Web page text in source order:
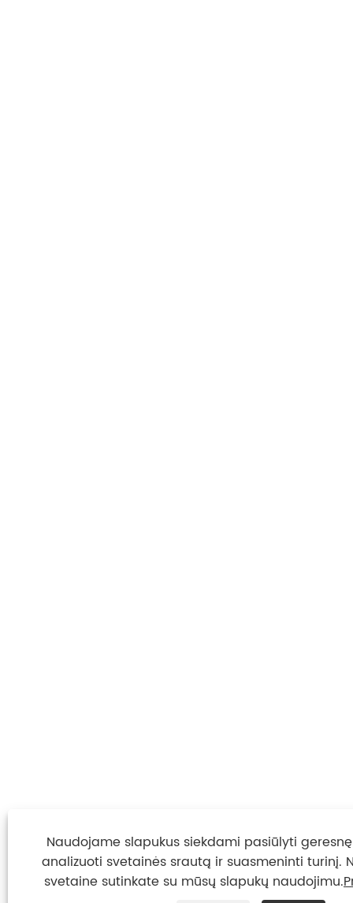
Naudojame slapukus siekdami pasiūlyti
analizuoti svetainės srautą ir suasmeninti turinį.
svetaine sutinkate su mūsų slapukų naudojimu.